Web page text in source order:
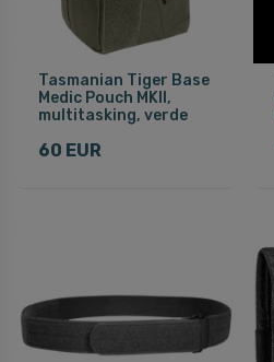
Tasmanian Tiger Base
Medic Pouch MKII,
multitasking, verde
60 EUR